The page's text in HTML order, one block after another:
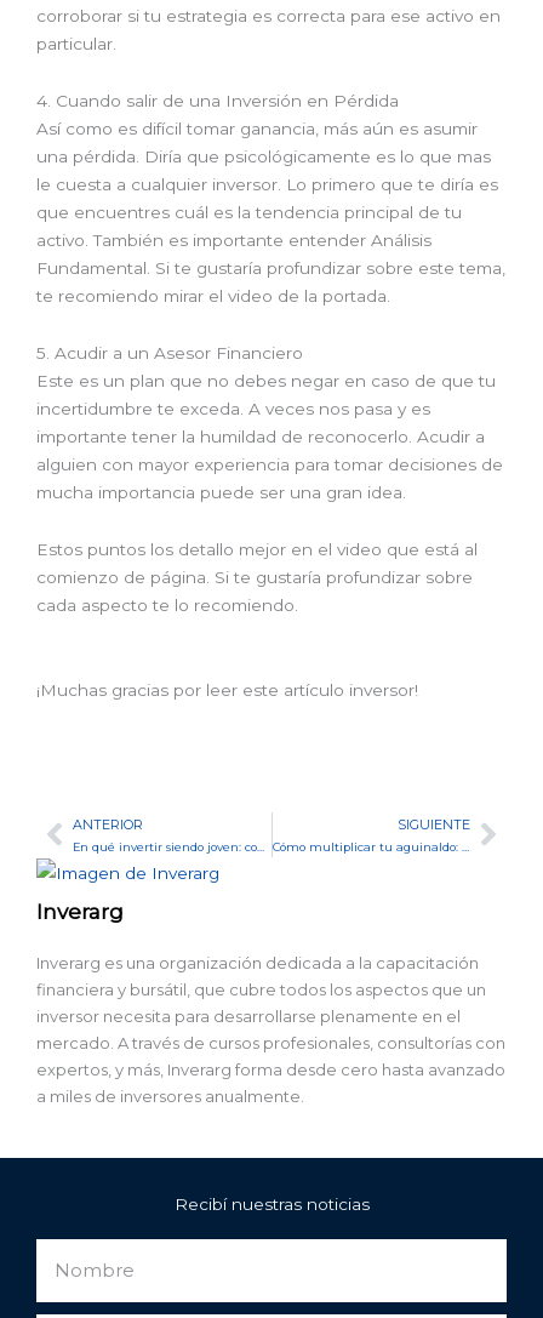
Inverarg
Inverarg es una organización dedicada a la capacitación
financiera y bursátil, que cubre todos los aspectos que un
inversor necesita para desarrollarse plenamente en el
mercado. A través de cursos profesionales, consultorías con
expertos, y más, Inverarg forma desde cero hasta avanzado
a miles de inversores anualmente.
corroborar si tu estrategia es correcta para ese activo en
particular.
4. Cuando salir de una Inversión en Pérdida
Así como es difícil tomar ganancia, más aún es asumir
una pérdida. Diría que psicológicamente es lo que mas
le cuesta a cualquier inversor. Lo primero que te diría es
que encuentres cuál es la tendencia principal de tu
activo. También es importante entender Análisis
Fundamental. Si te gustaría profundizar sobre este tema,
te recomiendo mirar el video de la portada.
5. Acudir a un Asesor Financiero
Este es un plan que no debes negar en caso de que tu
incertidumbre te exceda. A veces nos pasa y es
importante tener la humildad de reconocerlo. Acudir a
alguien con mayor experiencia para tomar decisiones de
mucha importancia puede ser una gran idea.
Estos puntos los detallo mejor en el video que está al
comienzo de página. Si te gustaría profundizar sobre
cada aspecto te lo recomiendo.
¡Muchas gracias por leer este artículo inversor!
AntANTERIOR SIGUIENTE
Recibí nuestras noticias